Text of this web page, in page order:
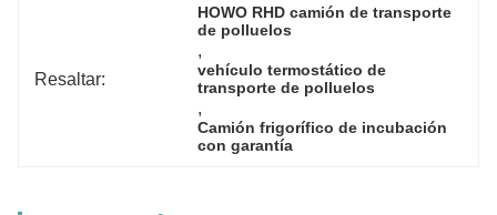
Resaltar:
HOWO RHD camión de transporte
de polluelos
,
vehículo termostático de
transporte de polluelos
,
Camión frigorífico de incubación
con garantía